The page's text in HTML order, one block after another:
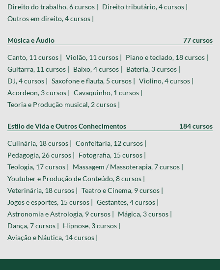
Direito do trabalho, 6 cursos | Direito tributário, 4 cursos |
Outros em direito, 4 cursos |
Música e Áudio 77 cursos
Canto, 11 cursos | Violão, 11 cursos | Piano e teclado, 18 cursos |
Guitarra, 11 cursos | Baixo, 4 cursos | Bateria, 3 cursos |
DJ, 4 cursos | Saxofone e flauta, 5 cursos | Violino, 4 cursos |
Acordeon, 3 cursos | Cavaquinho, 1 cursos |
Teoria e Produção musical, 2 cursos |
Estilo de Vida e Outros Conhecimentos 184 cursos
Culinária, 18 cursos | Confeitaria, 12 cursos |
Pedagogia, 26 cursos | Fotografia, 15 cursos |
Teologia, 17 cursos | Massagem / Massoterapia, 7 cursos |
Youtuber e Produção de Conteúdo, 8 cursos |
Veterinária, 18 cursos | Teatro e Cinema, 9 cursos |
Jogos e esportes, 15 cursos | Gestantes, 4 cursos |
Astronomia e Astrologia, 9 cursos | Mágica, 3 cursos |
Dança, 7 cursos | Hipnose, 3 cursos |
Aviação e Náutica, 14 cursos |